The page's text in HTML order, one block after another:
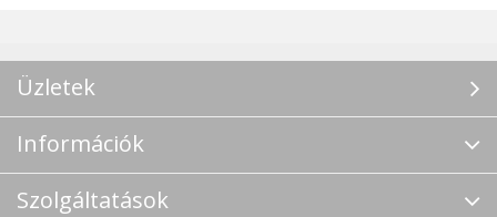
Üzletek
Információk
Szolgáltatások